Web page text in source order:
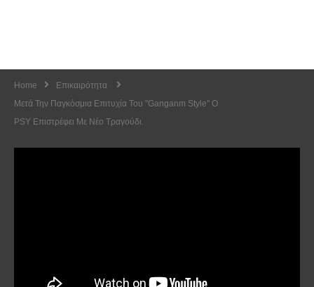
Home
Επικαιρότητα
Μετά Την Παγκόσμια Επιτυχία Του "Ganganm Style" Ο
PSY Επιστρέφει Με Νέο Τραγούδι.